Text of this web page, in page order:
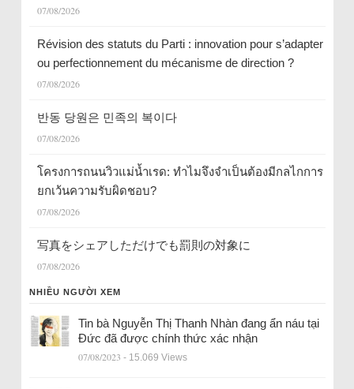
07/08/2026
Révision des statuts du Parti : innovation pour s’adapter
ou perfectionnement du mécanisme de direction ?
07/08/2026
반동 당원은 민족의 복이다
07/08/2026
โครงการถนนวิวแม่น้ำเรด: ทำไมจึงจำเป็นต้องมีกลไกการ
ยกเว้นความรับผิดชอบ?
07/08/2026
写真をシェアしただけでも罰則の対象に
07/08/2026
NHIỀU NGƯỜI XEM
Tin bà Nguyễn Thị Thanh Nhàn đang ẩn náu tại
Đức đã được chính thức xác nhận
07/08/2023 - 15.069 Views